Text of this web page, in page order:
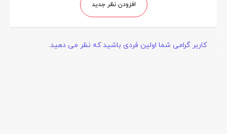
افزودن نظر جدید
کاربر گرامی شما اولین فردی باشید که نظر می دهید.